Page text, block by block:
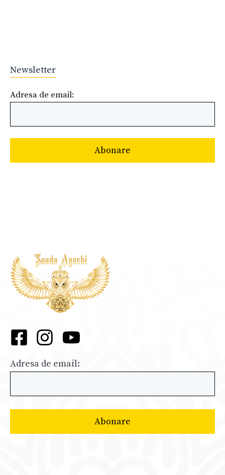
Newsletter
Adresa de email:
Adresa de email: